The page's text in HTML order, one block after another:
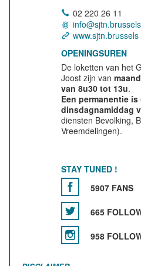
02 220 26 11
info@sjtn.brussels
www.sjtn.brussels
OPENINGSUREN
De loketten van het
Joost zijn van
van 8u30 tot 13u.
Een permanentie
dinsdagnamiddag
diensten Bevolking,
Vreemdelingen).
STAY TUNED !
5907 FANS
665
958